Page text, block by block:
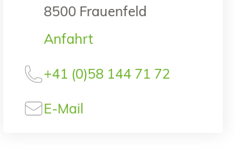
8500 Frauenfeld
Anfahrt
+41 (0)58 144 71 72
E-Mail